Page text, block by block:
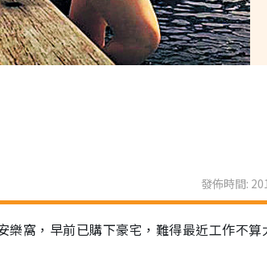
發佈時間:
窩，早前已購下豪宅，難得最近工作不算